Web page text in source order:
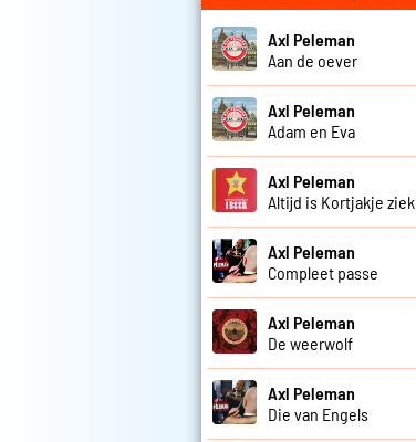
Axl Peleman
Aan de oever
Axl Peleman
Adam en Eva
Axl Peleman
Altijd is Kortjakje ziek
Axl Peleman
Compleet passe
Axl Peleman
De weerwolf
Axl Peleman
Die van Engels